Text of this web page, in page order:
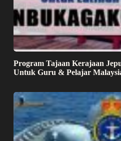
Program Tajaan Kerajaan
Untuk Guru & Pelajar